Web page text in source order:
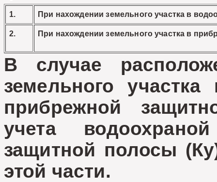
1. При нахождении земельного участка в
2. При нахождении земельного участка в
В случае
земельного
прибрежной
учета
защитной полосы
этой части.